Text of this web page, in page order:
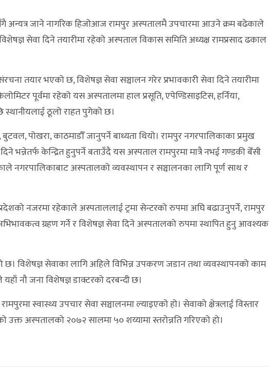
अन्यत्र जाने नागरिक हिजोआज रामपुर अस्पतालमै उपचारमा आउने क्रम बढेकाले
सेवा दिने तयारीमा रहेको अस्पताल विकास समिति अध्यक्ष रामप्रसाद ढकाल
तयार भएको छ, विशेषज्ञ सेवा सञ्चालन गरेर प्रभावकारी सेवा दिने तयारीमा
पूर्वमा रहेको यस अस्पतालमा हाल प्रसूति, एपेण्डिसाइटिस, हर्निया,
स्थानीयलाई ठूलो राहत पुगेको छ।
पोखरा, काठमाडौँ जानुपर्ने बाध्यता थियो। रामपुर नगरपालिकाका प्रमुख
भन्नेतर्फ केन्द्रित हुनुपर्ने बताउँदै यस अस्पताल रामपुरमा मात्रै नभई गण्डकी बेँसी
नगरपालिकाबाट अस्पतालको व्यवस्थापन र सञ्चालनका लागि पूर्ण साथ र
नजरमा रहेकाले अस्पताललाई ट्रमा सेन्टरको रुपमा अघि बढाउनुपर्ने, रामपुर
ग्रहण गर्ने र विशेषज्ञ सेवा दिने अस्पतालको रुपमा स्थापित हुनु आवश्यक
विशेषज्ञ सेवाका लागि अहिले विभिन्न उपकरण जडान तथा व्यवस्थापनको काम
नौ जना विशेषज्ञ डाक्टरको दरबन्दी छ।
स्वास्थ्य उपचार सेवा सञ्चालनमा ल्याइएको हो। सेवाको क्षेत्रलाई विस्तार
अस्पतालको २०७२ सालमा ५० शय्यामा स्तरोन्नति गरिएको हो।